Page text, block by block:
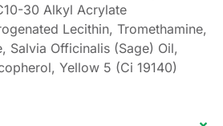
30 Alkyl Acrylate
Lecithin, Tromethamine,
Salvia Officinalis (Sage) Oil,
Yellow 5 (Ci 19140)